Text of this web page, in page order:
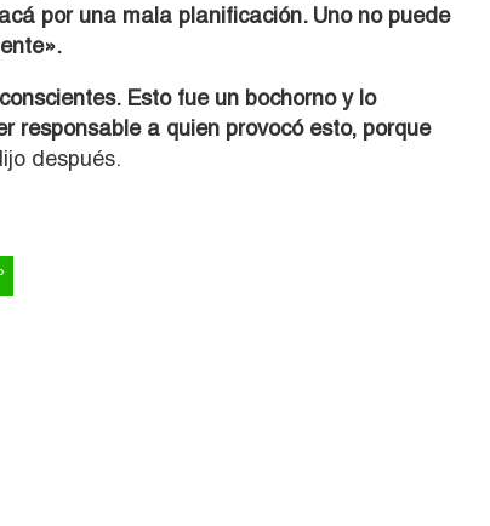
por una mala planificación. Uno no puede
Esto fue un bochorno y lo
responsable a quien provocó esto, porque
después.